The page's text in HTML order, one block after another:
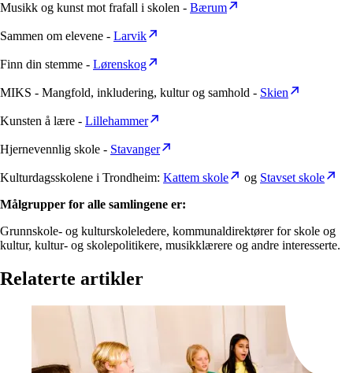
Musikk og kunst mot frafall i skolen - Bærum
Sammen om elevene - Larvik
Finn din stemme - Lørenskog
MIKS - Mangfold, inkludering, kultur og samhold - Skien
Kunsten å lære - Lillehammer
Hjernevennlig skole - Stavanger
Kulturdagsskolene i Trondheim: Kattem skole og Stavset skole
Målgrupper for alle samlingene er:
Grunnskole- og kulturskoleledere, kommunaldirektører for skole og
kultur, kultur- og skolepolitikere, musikklærere og andre interesserte.
Relaterte artikler